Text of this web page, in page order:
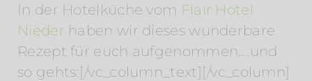
In der Hotelküche vom Flair Hotel
Nieder haben wir dieses wunderbare
Rezept für euch aufgenommen….und
so gehts:[/vc_column_text][/vc_column]